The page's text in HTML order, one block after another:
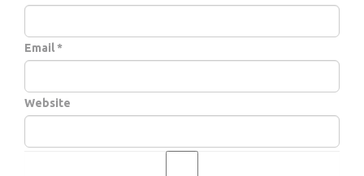
Email *
Website